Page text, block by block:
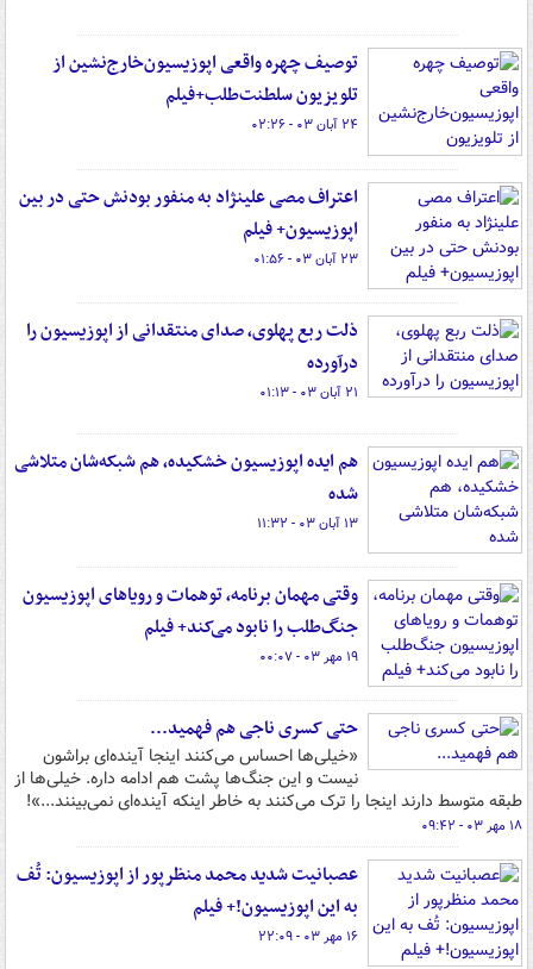
توصیف چهره واقعی اپوزیسیون‌خارج‌نشین از
تلویزیون سلطنت‌طلب+فیلم
۲۴ آبان ۰۳ - ۰۲:۲۶
اعتراف مصی علینژاد به منفور بودنش حتی در بین
اپوزیسیون+ فیلم
۲۳ آبان ۰۳ - ۰۱:۵۶
️ذلت ربع پهلوی، صدای منتقدانی از اپوزیسیون را
درآورده
۲۱ آبان ۰۳ - ۰۱:۱۳
هم ایده‌ اپوزیسیون خشکیده، هم شبکه‌شان متلاشی
شده
۱۳ آبان ۰۳ - ۱۱:۳۲
وقتی مهمان برنامه، توهمات و رویاهای اپوزیسیون
جنگ‌طلب را نابود می‌کند+ فیلم
۱۹ مهر ۰۳ - ۰۰:۰۷
حتی کسری ناجی هم فهمید...
«خیلی‌ها احساس می‌کنند اینجا آینده‌ای براشون
نیست و این جنگ‌ها پشت هم ادامه داره. خیلی‌ها از
طبقه‌ متوسط دارند اینجا را ترک می‌کنند به خاطر اینکه آینده‌ای نمی‌بینند...»!
۱۸ مهر ۰۳ - ۰۹:۴۲
عصبانیت شدید محمد منظرپور از اپوزیسیون: تُف
به این اپوزیسیون!+ فیلم
۱۶ مهر ۰۳ - ۲۲:۰۹